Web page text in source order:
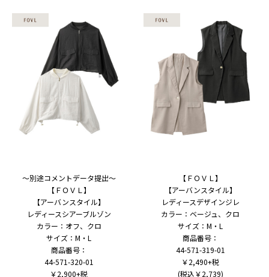
～別途コメントデータ提出～
【ＦＯＶＬ】
【アーバンスタイル】
レディースシアーブルゾン
カラー：オフ、クロ
サイズ：M・L
商品番号：
44-571-320-01
￥2,900+税
【ＦＯＶＬ】
【アーバンスタイル】
レディースデザインジレ
カラー：ベージュ、クロ
サイズ：M・L
商品番号：
44-571-319-01
￥2,490+税
(税込￥2,739)